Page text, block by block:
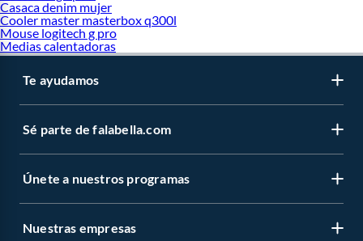
Casaca denim mujer
Cooler master masterbox q300l
Mouse logitech g pro
Medias calentadoras
Te ayudamos
Sé parte de falabella.com
Únete a nuestros programas
Nuestras empresas